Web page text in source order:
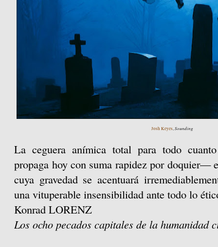
Josh Keyes,Sounding
La ceguera anímica total para todo
propaga hoy con suma rapidez por doquier—
cuya gravedad se acentuará
una vituperable insensibilidad ante todo lo
Konrad LORENZ
Los ocho pecados capitales de la humanidad